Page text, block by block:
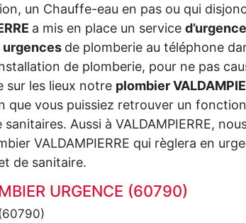
un Chauffe-eau en pas ou qui
a mis en place un service d’urgence
urgences de plomberie au téléphone
de plomberie, pour ne pas
sur les lieux notre plombier
que vous puissiez retrouver un
Aussi à VALDAMPIERRE,
VALDAMPIERRE qui règlera en
de sanitaire.
URGENCE (60790)